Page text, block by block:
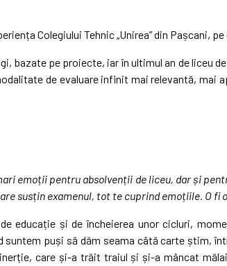
Colegiului Tehnic „Unirea” din Pașcani,
bazate pe proiecte, iar în ultimul an de liceu
de evaluare infinit mai relevantă,
emoții pentru absolvenții de liceu, dar și
susțin examenul, tot te cuprind emoțiile. O fi
educație și de încheierea unor cicluri,
puși să dăm seama câtă carte știm,
care și-a trăit traiul și și-a mâncat